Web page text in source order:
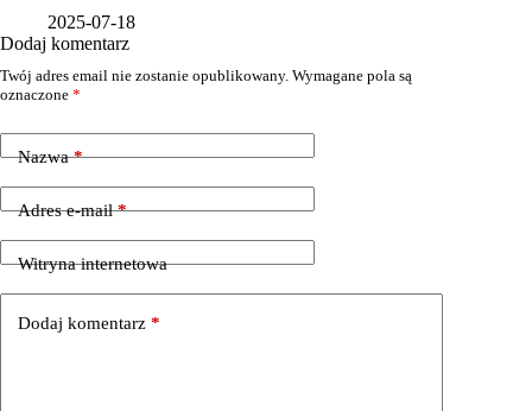
2025-07-18
Dodaj komentarz
Twój adres email nie zostanie opublikowany. Wymagane pola są
oznaczone *
Nazwa*
Adres e-mail*
Witryna internetowa
Dodaj komentarz *